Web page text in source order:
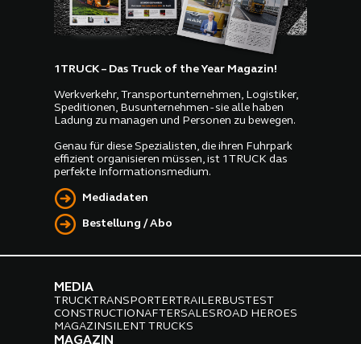
1TRUCK – Das Truck of the Year Magazin!
Werkverkehr, Transportunternehmen, Logistiker,
Speditionen, Busunternehmen - sie alle haben
Ladung zu managen und Personen zu bewegen.
Genau für diese Spezialisten, die ihren Fuhrpark
effizient organisieren müssen, ist 1TRUCK das
perfekte Informationsmedium.
Mediadaten
Bestellung / Abo
MEDIA
TRUCKTRANSPORTERTRAILERBUSTEST
CONSTRUCTIONAFTERSALESROAD HEROES
MAGAZINSILENT TRUCKS
MAGAZIN